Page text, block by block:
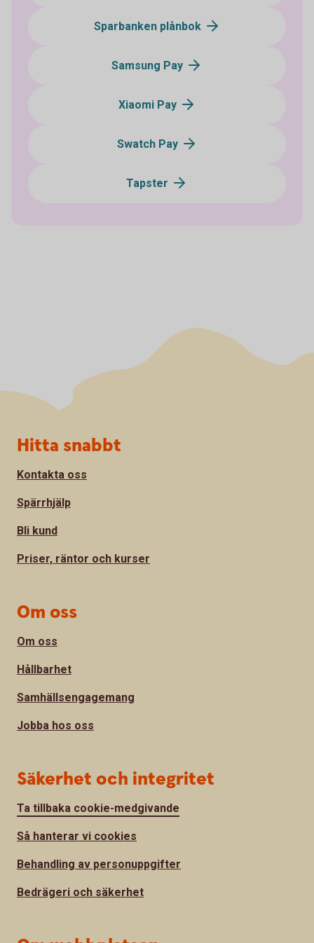
Sparbanken plånbok
Samsung Pay
Xiaomi Pay
Swatch Pay
Tapster
Sidfot
Hitta snabbt
Kontakta oss
Spärrhjälp
Bli kund
Priser, räntor och kurser
Om oss
Om oss
Hållbarhet
Samhällsengagemang
Jobba hos oss
Säkerhet och integritet
Ta tillbaka cookie-medgivande
Så hanterar vi cookies
Behandling av personuppgifter
Bedrägeri och säkerhet